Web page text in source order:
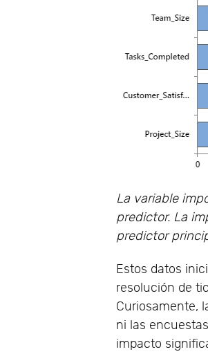
La variable
predictor. La
predictor
Estos datos
resolución de
Curiosamente,
ni las
impacto